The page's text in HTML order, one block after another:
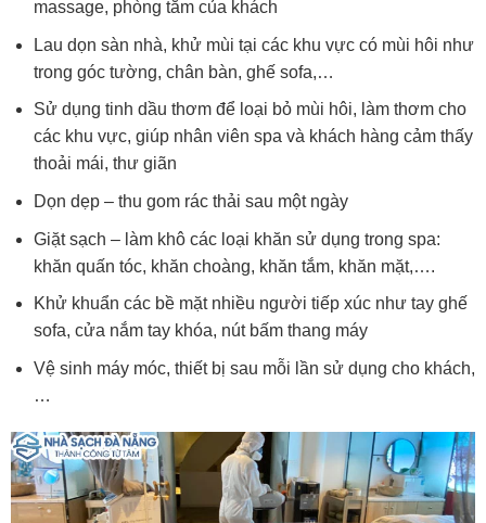
massage, phòng tắm của khách
Lau dọn sàn nhà, khử mùi tại các khu vực có mùi hôi như
trong góc tường, chân bàn, ghế sofa,…
Sử dụng tinh dầu thơm để loại bỏ mùi hôi, làm thơm cho
các khu vực, giúp nhân viên spa và khách hàng cảm thấy
thoải mái, thư giãn
Dọn dẹp – thu gom rác thải sau một ngày
Giặt sạch – làm khô các loại khăn sử dụng trong spa:
khăn quấn tóc, khăn choàng, khăn tắm, khăn mặt,….
Khử khuẩn các bề mặt nhiều người tiếp xúc như tay ghế
sofa, cửa nắm tay khóa, nút bấm thang máy
Vệ sinh máy móc, thiết bị sau mỗi lần sử dụng cho khách,
…